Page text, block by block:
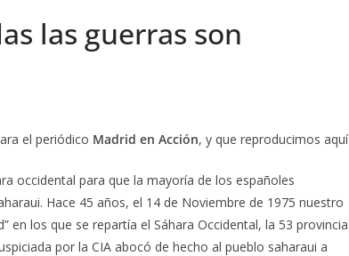
las guerras son
el periódico Madrid en Acción, y que reproducimos aquí
occidental para que la mayoría de los españoles
Hace 45 años, el 14 de Noviembre de 1975 nuestro
en los que se repartía el Sáhara Occidental, la 53 provincia
por la CIA abocó de hecho al pueblo saharaui a